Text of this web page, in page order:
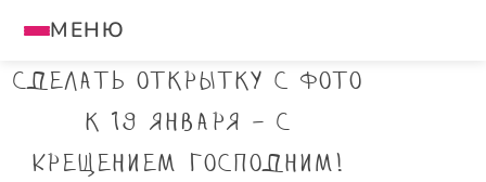
МЕНЮ
Сделать открытку с фото
к 19 января - С
Крещением Господним!